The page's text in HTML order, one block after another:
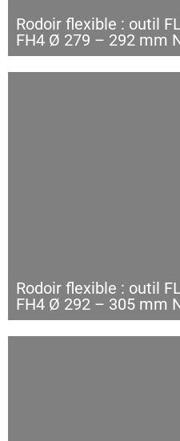
Rodoir flexible : outil
FH4 Ø 279 – 292 mm
Rodoir flexible : outil
FH4 Ø 292 – 305 mm